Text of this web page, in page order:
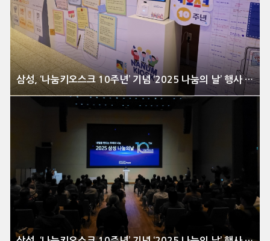
삼성, ‘나눔키오스크 10주년’ 기념 ‘2025 나눔의 날’ 행사 개최